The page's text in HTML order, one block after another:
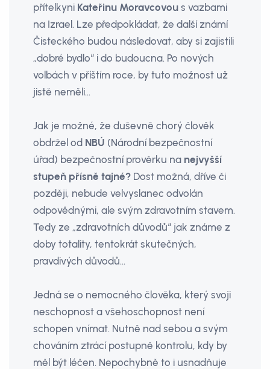
přítelkyni Kateřinu Moravcovou s vazbami
na Izrael. Lze předpokládat, že další známí
Čisteckého budou následovat, aby si zajistili
„dobré bydlo“ i do budoucna. Po nových
volbách v příštím roce, by tuto možnost už
jistě neměli…
Jak je možné, že duševně chorý člověk
obdržel od NBÚ (Národní bezpečnostní
úřad) bezpečnostní prověrku na nejvyšší
stupeň přísně tajné? Dost možná, dříve či
později, nebude velvyslanec odvolán
odpovědnými, ale svým zdravotním stavem.
Tedy ze „zdravotních důvodů“ jak známe z
doby totality, tentokrát skutečných,
pravdivých důvodů…
Jedná se o nemocného člověka, který svoji
neschopnost a všehoschopnost není
schopen vnímat. Nutně nad sebou a svým
chováním ztrácí postupně kontrolu, kdy by
měl být léčen. Nepochybně to i usnadňuje